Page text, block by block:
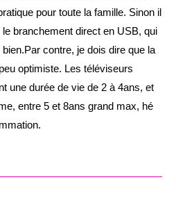
pour toute la famille. Sinon il
branchement direct en USB, qui
contre, je dois dire que la
optimiste. Les téléviseurs
une durée de vie de 2 à 4ans, et
entre 5 et 8ans grand max, hé